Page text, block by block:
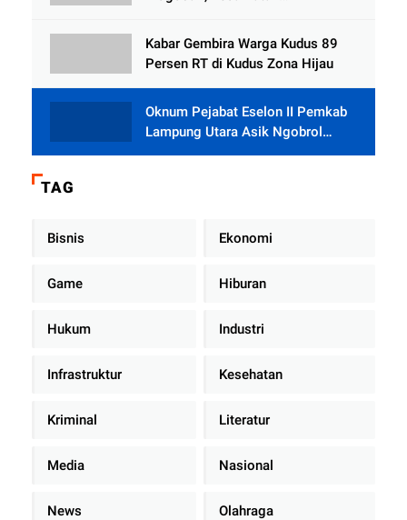
Rumah dari BAZNAS
Kabar Gembira Warga Kudus 89
Persen RT di Kudus Zona Hijau
Oknum Pejabat Eselon II Pemkab
Lampung Utara Asik Ngobrol
Dengan Teman Kencan Wanitanya
TAG
Bisnis Ekonomi
Game Hiburan
Hukum Industri
Infrastruktur Kesehatan
Kriminal Literatur
Media Nasional
News Olahraga